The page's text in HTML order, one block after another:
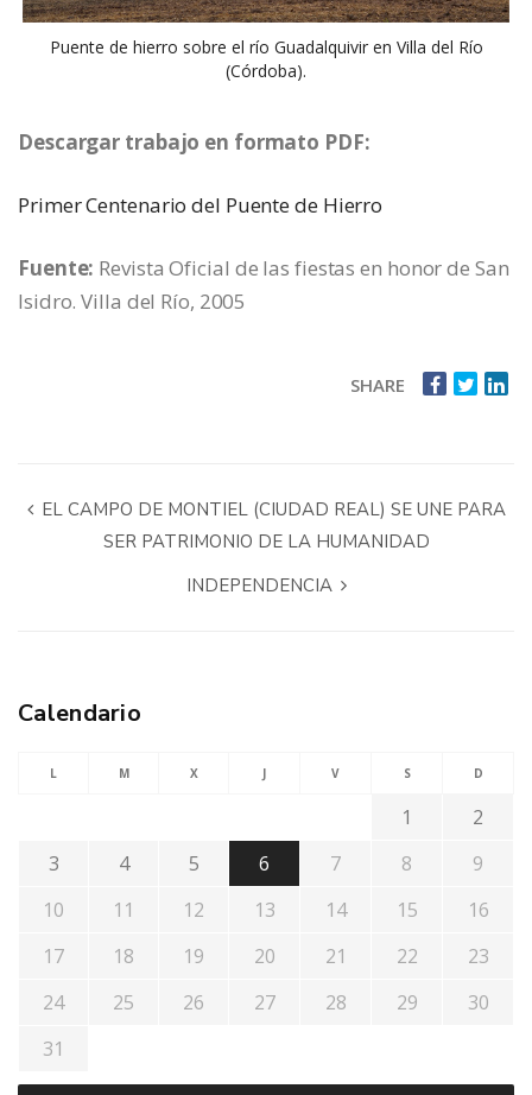
Puente de hierro sobre el río Guadalquivir en Villa del Río
(Córdoba).
Descargar trabajo en formato PDF:
Primer Centenario del Puente de Hierro
Fuente: Revista Oficial de las fiestas en honor de San
Isidro. Villa del Río, 2005
SHARE
EL CAMPO DE MONTIEL (CIUDAD REAL) SE UNE PARA
SER PATRIMONIO DE LA HUMANIDAD
INDEPENDENCIA
Calendario
L M X J V S D
1
2
3
4 5 6 7 8
9
10
11 12 13 14 15
16
17
18 19 20 21 22
23
24
25 26 27 28 29
30
31